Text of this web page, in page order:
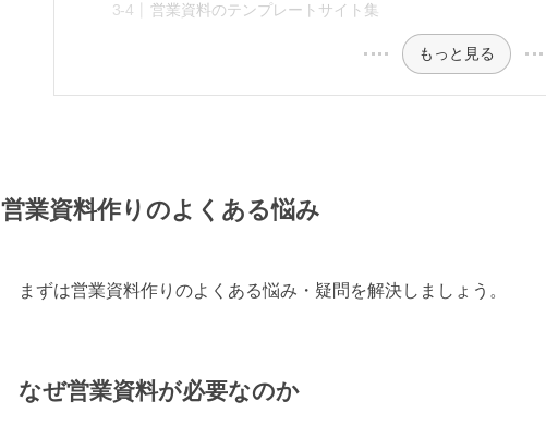
営業資料のテンプレートサイト集
もっと見る
営業資料作りのよくある悩み
まずは営業資料作りのよくある悩み・疑問を解決しましょう。
なぜ営業資料が必要なのか